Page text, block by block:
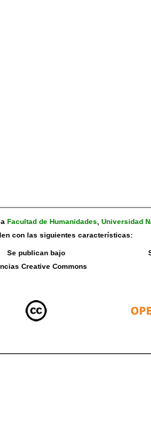
Facultad de Humanidades,Universidad
con las siguientes características:
Se publican bajo
Creative Commons